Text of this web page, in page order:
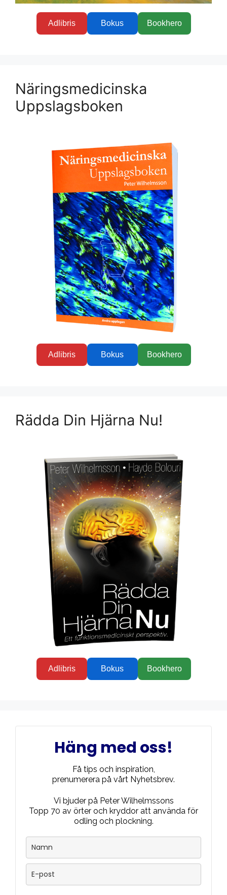
Adlibris Bokus Bookhero
Näringsmedicinska
Uppslagsboken
Adlibris Bokus Bookhero
Rädda Din Hjärna Nu!
Adlibris Bokus Bookhero
Häng med oss!
Få tips och inspiration,
prenumerera på vårt Nyhetsbrev.
Vi bjuder på Peter Wilhelmssons
Topp 70 av örter och kryddor att använda för
odling och plockning.